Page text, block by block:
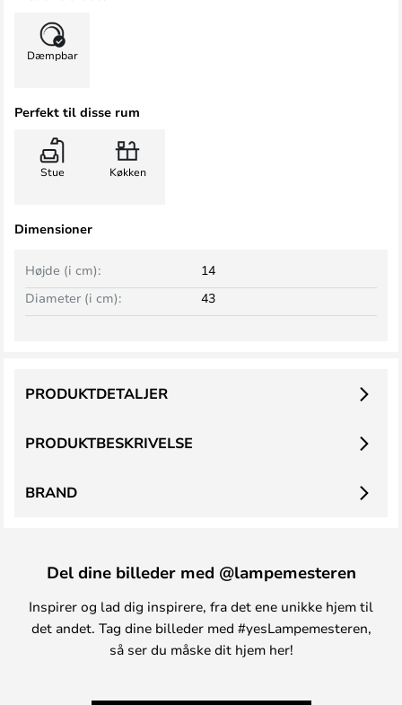
Dæmpbar
Perfekt til disse rum
Stue Køkken
Dimensioner
Højde (i cm):
14
Diameter (i cm):
43
PRODUKTBESKRIVELSE
PRODUKTDETALJER
BRAND
Del dine billeder med @lampemesteren
Inspirer og lad dig inspirere, fra det ene unikke hjem til
det andet. Tag dine billeder med #yesLampemesteren,
så ser du måske dit hjem her!